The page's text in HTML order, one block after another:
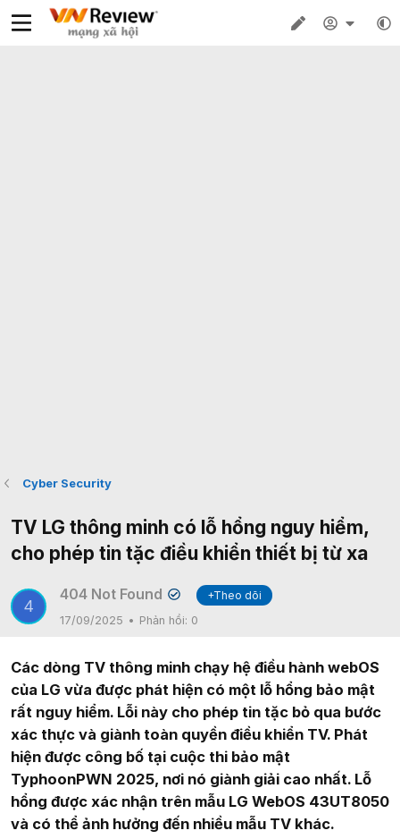
Cyber Security
TV LG thông minh có lỗ hổng nguy hiểm,
cho phép tin tặc điều khiển thiết bị từ xa
4
404 Not Found ✔
+Theo dõi
17/09/2025
Phản hồi: 0
Các dòng TV thông minh chạy hệ điều hành webOS
của LG vừa được phát hiện có một lỗ hổng bảo mật
rất nguy hiểm. Lỗi này cho phép tin tặc bỏ qua bước
xác thực và giành toàn quyền điều khiển TV. Phát
hiện được công bố tại cuộc thi bảo mật
TyphoonPWN 2025, nơi nó giành giải cao nhất. Lỗ
hổng được xác nhận trên mẫu LG WebOS 43UT8050
và có thể ảnh hưởng đến nhiều mẫu TV khác.